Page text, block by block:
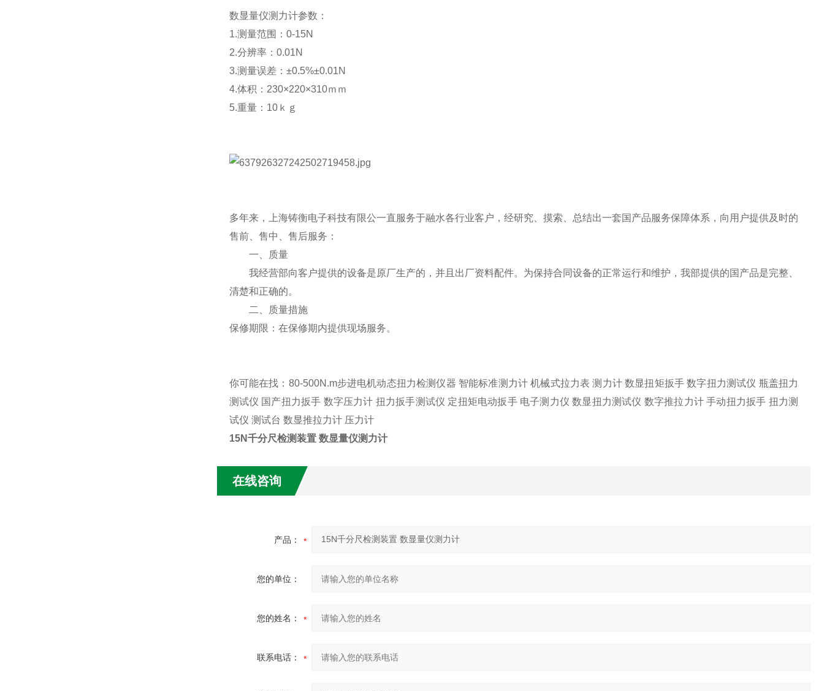
数显量仪测力计参数：
1.测量范围：0-15N
2.分辨率：0.01N
3.测量误差：±0.5%±0.01N
4.体积：230×220×310ｍｍ
5.重量：10ｋｇ
多年来，上海铸衡电子科技有限公一直服务于融水各行业客户，经研究、摸索、总结出一套国产品服务保障体系，向用户提供及时的
售前、售中、售后服务：
一、质量
我经营部向客户提供的设备是原厂生产的，并且出厂资料配件。为保持合同设备的正常运行和维护，我部提供的国产品是完整、
清楚和正确的。
二、质量措施
保修期限：在保修期内提供现场服务。
你可能在找： 80-500N.m步进电机动态扭力检测仪器 智能标准测力计 机械式拉力表 测力计 数显扭矩扳手 数字扭力测试仪 瓶盖扭力
测试仪 国产扭力扳手 数字压力计 扭力扳手测试仪 定扭矩电动扳手 电子测力仪 数显扭力测试仪 数字推拉力计 手动扭力扳手 扭力测
试仪 测试台 数显推拉力计 压力计
15N千分尺检测装置 数显量仪测力计
在线咨询
产品：
您的单位：
您的姓名：
联系电话：